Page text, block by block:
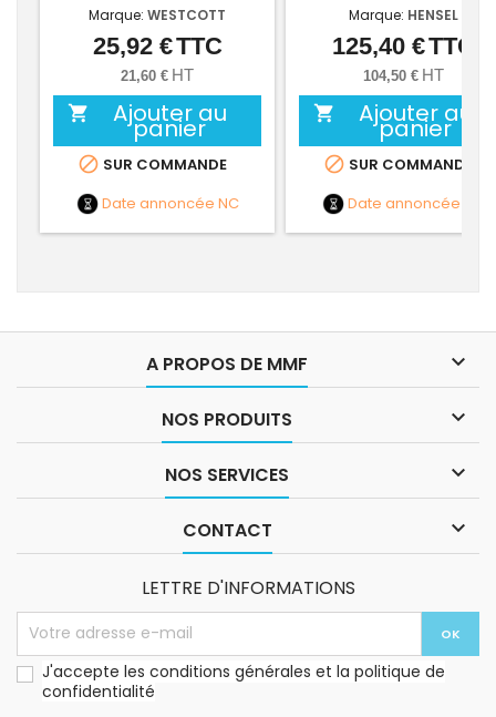
Marque: WESTCOTT
Prix
25,92 €TTC
21,60 € HT
 Ajouter au
panier
 SUR COMMANDE
Date annoncée NC
Marque: HENSEL
Prix
125,40 €TTC
104,50 € HT
 Ajouter au
panier
 SUR COMMANDE
Date annoncée
A PROPOS DE MMF 
NOS PRODUITS 
NOS SERVICES 
CONTACT 
LETTRE D'INFORMATIONS
J'accepte les conditions générales et la politique de
confidentialité